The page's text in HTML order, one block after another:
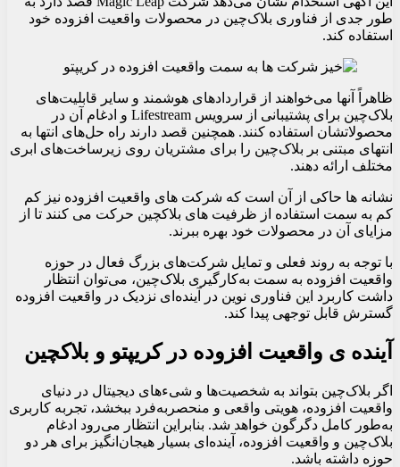
طور جدی از فناوری بلاک‌چین در محصولات واقعیت افزوده خود
استفاده کند.
ظاهراً آنها می‌خواهند از قراردادهای هوشمند و سایر قابلیت‌های
بلاک‌چین برای پشتیبانی از سرویس Lifestream و ادغام آن در
محصولاتشان استفاده کنند. همچنین قصد دارند راه حل‌های انتها به
انتهای مبتنی بر بلاک‌چین را برای مشتریان روی زیرساخت‌های ابری
مختلف ارائه دهند.
نشانه ها حاکی از آن است که شرکت های واقعیت افزوده نیز کم
کم به سمت استفاده از ظرفیت های بلاکچین حرکت می کنند تا از
مزایای آن در محصولات خود بهره ببرند.
با توجه به روند فعلی و تمایل شرکت‌های بزرگ فعال در حوزه
واقعیت افزوده به سمت به‌کارگیری بلاک‌چین، می‌توان انتظار
داشت کاربرد این فناوری نوین در آینده‌ای نزدیک در واقعیت افزوده
گسترش قابل توجهی پیدا کند.
آینده ی واقعیت افزوده در کریپتو و بلاکچین
اگر بلاک‌چین بتواند به شخصیت‌ها و شیء‌های دیجیتال در دنیای
واقعیت افزوده، هویتی واقعی و منحصربه‌فرد ببخشد، تجربه کاربری
به‌طور کامل دگرگون خواهد شد. بنابراین انتظار می‌رود ادغام
بلاک‌چین و واقعیت افزوده، آینده‌ای بسیار هیجان‌انگیز برای هر دو
حوزه داشته باشد.